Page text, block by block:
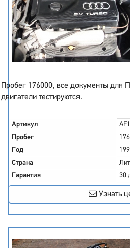
Пробег 176000, все документы
двигатели тестируются.
Артикул
Пробег
Год
Страна
Гарантия
30
Узнать